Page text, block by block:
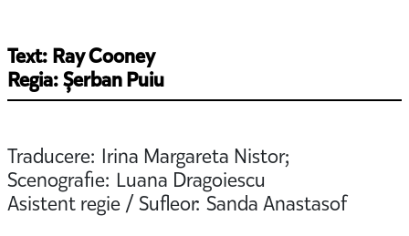
Text: Ray Cooney
Regia: Șerban Puiu
Traducere: Irina Margareta Nistor;
Scenografie: Luana Dragoiescu
Asistent regie / Sufleor: Sanda Anastasof